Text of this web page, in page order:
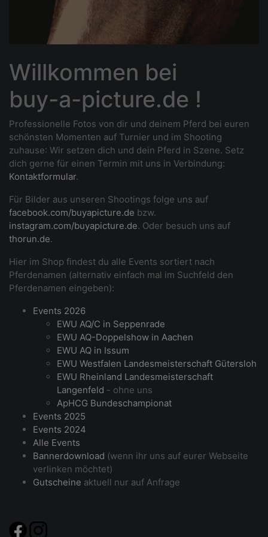
Willkommen bei
buy-a-picture.de !
Professionelle Fotos von dir und deinem Pferd bei euren
schönsten Momenten auf Turnier und im Shooting
zuhause: Wir setzen dich und dein Pferd in Szene. Setz
dich gerne für einen Termin mit uns in Verbindung:
Kontaktformular.
Für Bilder aus unseren Shootings folge uns auf
facebook.com/buyapicture.de bzw.
instagram.com/buyapicture.de. Oder besuch uns auf
thorun.de.
Hier im Shop findest du alle Events sortiert nach
Pferdenamen (alternativ einfach mal im Suchfeld den
Pferdenamen eingeben):
Events 2026
EWU AQ/C in Seppenrade
EWU AQ-Doppelshow in Aachen
EWU AQ in Issum
EWU Westfalen Landesmeisterschaft Gütersloh
EWU Rheinland Landesmeisterschaft
Langenfeld - ohne uns
ApHCG Bundeschampionat
Events 2025
Events 2024
Alle Events
Bannerdownload (wenn ihr uns auf eurer Webseite
verlinken möchtet)
Gutscheine aktuell nur auf Anfrage